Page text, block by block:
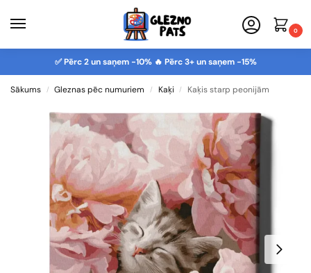
0
✅ Pērc 2 un saņem -10% 🔥 Pērc 3+ un saņem -15%
Sākums / Gleznas pēc numuriem / Kaķi / Kaķis starp peonijām